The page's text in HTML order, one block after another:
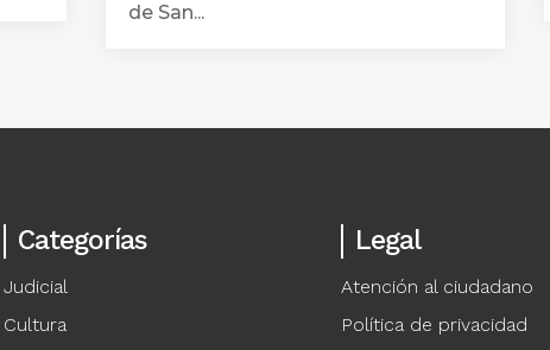
de San...
Categorías
Judicial
Cultura
Legal
Atención al ciudadano
Política de privacidad